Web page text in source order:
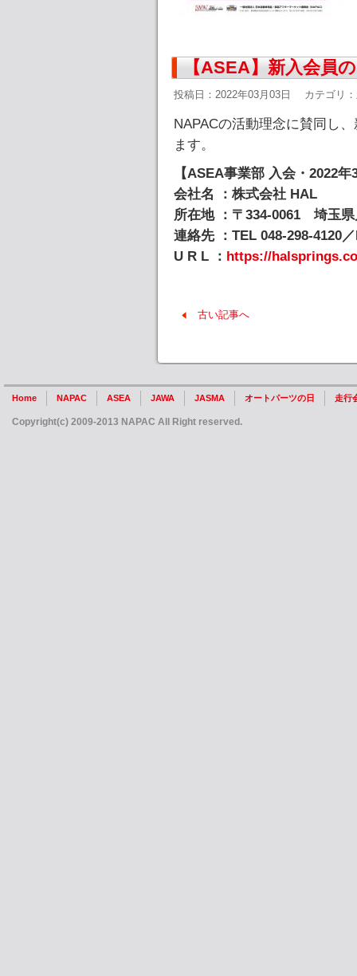
【ASEA】新入会員
投稿日：2022年03月03日 カテゴリ：
NAPACの活動理念に賛同し
ます。
【ASEA事業部 入会・2022
会社名 ：株式会社 HAL
所在地 ：〒334-0061 埼玉県
連絡先 ：TEL 048-298-4120
U R L ： https://
古い記事へ
Home NAPAC ASEA JAWA JASMA オートパーツの日 走行
Copyright(c) 2009-2013 NAPAC All Right reserved.